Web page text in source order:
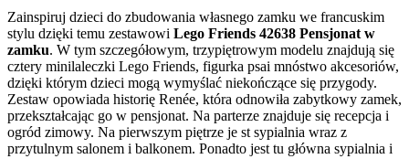
Zainspiruj dzieci do zbudowania własnego zamku we francuskim
stylu dzięki temu zestawowi Lego Friends 42638 Pensjonat w
zamku. W tym szczegółowym, trzypiętrowym modelu znajdują się
cztery minilaleczki Lego Friends, figurka psai mnóstwo akcesoriów,
dzięki którym dzieci mogą wymyślać niekończące się przygody.
Zestaw opowiada historię Renée, która odnowiła zabytkowy zamek,
przekształcając go w pensjonat. Na parterze znajduje się recepcja i
ogród zimowy. Na pierwszym piętrze je st sypialnia wraz z
przytulnym salonem i balkonem. Ponadto jest tu główna sypialnia i